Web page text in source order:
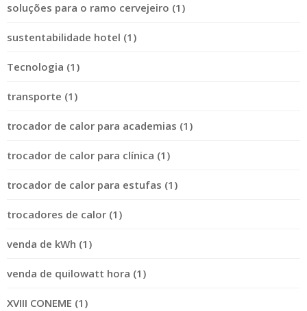
soluções para o ramo cervejeiro (1)
sustentabilidade hotel (1)
Tecnologia (1)
transporte (1)
trocador de calor para academias (1)
trocador de calor para clínica (1)
trocador de calor para estufas (1)
trocadores de calor (1)
venda de kWh (1)
venda de quilowatt hora (1)
XVIII CONEME (1)